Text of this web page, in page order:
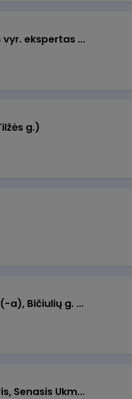
Veiklos užtikrinimo ir atitikties vyr. ekspertas (-ė) (Vilnius, LT)
g.)
Kasininkas (-ė) - pardavėjas (-a), Bičiulių g. 36, Bukiškis, Vilnius
Prekių surinkėjas (-a) - pickeris, Senasis Ukmergės kelias 8, Avižieniai